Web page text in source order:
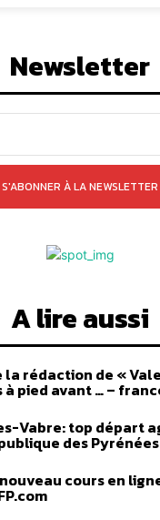
Newsletter
S'ABONNER À LA NEWSLETTER
A lire aussi
la rédaction de «
pied avant … –
Vabre: top départ
des Pyrénées
nouveau cours en